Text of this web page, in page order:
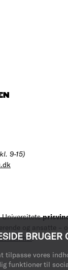
BRUGER
tilpasse vores
funktioner til
9-15)
Universitets
og ansatte –
her.